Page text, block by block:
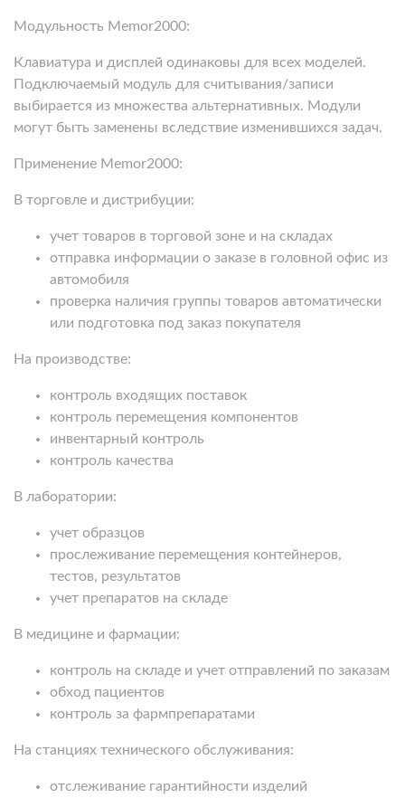
Модульность Memor2000:
Клавиатура и дисплей одинаковы для всех моделей.
Подключаемый модуль для считывания/записи
выбирается из множества альтернативных. Модули
могут быть заменены вследствие изменившихся задач.
Применение Memor2000:
В торговле и дистрибуции:
учет товаров в торговой зоне и на складах
отправка информации о заказе в головной офис из
автомобиля
проверка наличия группы товаров автоматически
или подготовка под заказ покупателя
На производстве:
контроль входящих поставок
контроль перемещения компонентов
инвентарный контроль
контроль качества
В лаборатории:
учет образцов
прослеживание перемещения контейнеров,
тестов, результатов
учет препаратов на складе
В медицине и фармации:
контроль на складе и учет отправлений по заказам
обход пациентов
контроль за фармпрепаратами
На станциях технического обслуживания:
отслеживание гарантийности изделий